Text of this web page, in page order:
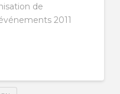
de
2011